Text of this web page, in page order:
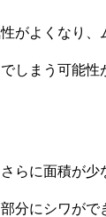
よくなり
まう可能
に面積が
にシワが